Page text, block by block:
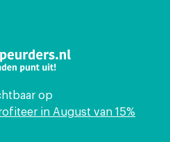
op
in August van 15%